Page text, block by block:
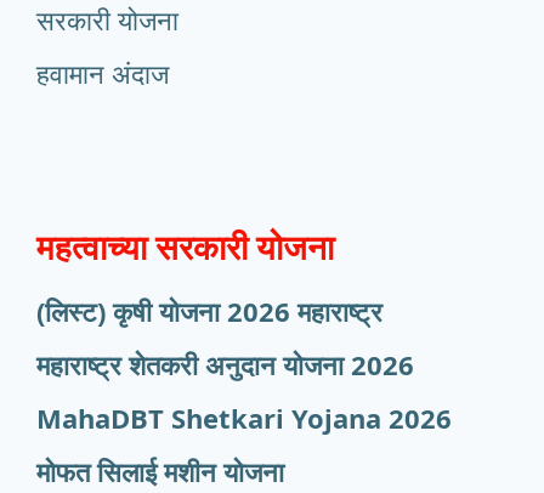
सरकारी योजना
हवामान अंदाज
महत्वाच्या सरकारी योजना
(लिस्ट) कृषी योजना 2026 महाराष्ट्र
महाराष्ट्र शेतकरी अनुदान योजना 2026
MahaDBT Shetkari Yojana 2026
मोफत सिलाई मशीन योजना